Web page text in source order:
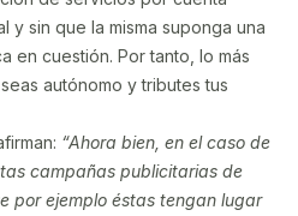
y sin que la misma suponga una
en cuestión. Por tanto, lo más
autónomo y tributes tus
“Ahora bien, en el caso de
campañas publicitarias de
por ejemplo éstas tengan lugar